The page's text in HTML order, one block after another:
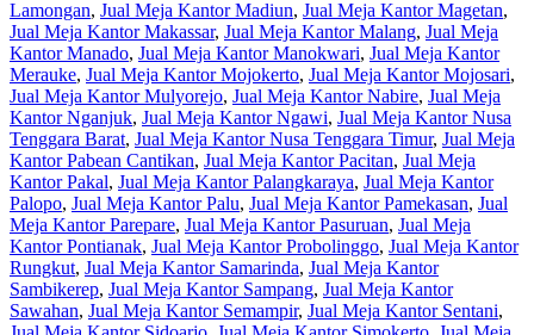
Lamongan, Jual Meja Kantor Madiun, Jual Meja Kantor Magetan,
Jual Meja Kantor Makassar, Jual Meja Kantor Malang, Jual Meja
Kantor Manado, Jual Meja Kantor Manokwari, Jual Meja Kantor
Merauke, Jual Meja Kantor Mojokerto, Jual Meja Kantor Mojosari,
Jual Meja Kantor Mulyorejo, Jual Meja Kantor Nabire, Jual Meja
Kantor Nganjuk, Jual Meja Kantor Ngawi, Jual Meja Kantor Nusa
Tenggara Barat, Jual Meja Kantor Nusa Tenggara Timur, Jual Meja
Kantor Pabean Cantikan, Jual Meja Kantor Pacitan, Jual Meja
Kantor Pakal, Jual Meja Kantor Palangkaraya, Jual Meja Kantor
Palopo, Jual Meja Kantor Palu, Jual Meja Kantor Pamekasan, Jual
Meja Kantor Parepare, Jual Meja Kantor Pasuruan, Jual Meja
Kantor Pontianak, Jual Meja Kantor Probolinggo, Jual Meja Kantor
Rungkut, Jual Meja Kantor Samarinda, Jual Meja Kantor
Sambikerep, Jual Meja Kantor Sampang, Jual Meja Kantor
Sawahan, Jual Meja Kantor Semampir, Jual Meja Kantor Sentani,